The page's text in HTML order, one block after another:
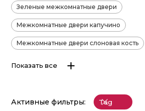
Зеленые межкомнатные двери
Межкомнатные двери капучино
Межкомнатные двери слоновая кость
Показать все
Активные фильтры: Tag